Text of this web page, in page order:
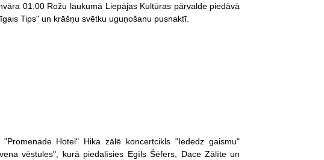
01.00 Rožu laukumā Liepājas Kultūras pārvalde piedāvā
Tips" un krāšņu svētku uguņošanu pusnaktī.
Hotel" Hika zālē koncertcikls "Iededz gaismu"
vēstules", kurā piedalīsies Egīls Šēfers, Dace Zālīte un